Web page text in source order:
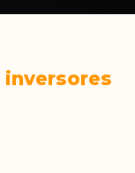
inversores